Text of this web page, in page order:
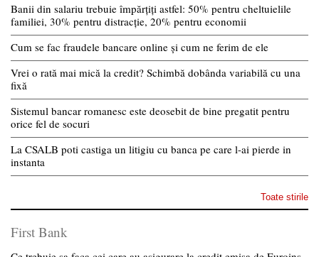
Banii din salariu trebuie împărțiți astfel: 50% pentru cheltuielile
familiei, 30% pentru distracție, 20% pentru economii
Cum se fac fraudele bancare online și cum ne ferim de ele
Vrei o rată mai mică la credit? Schimbă dobânda variabilă cu una
fixă
Sistemul bancar romanesc este deosebit de bine pregatit pentru
orice fel de socuri
La CSALB poti castiga un litigiu cu banca pe care l-ai pierde in
instanta
Toate stirile
First Bank